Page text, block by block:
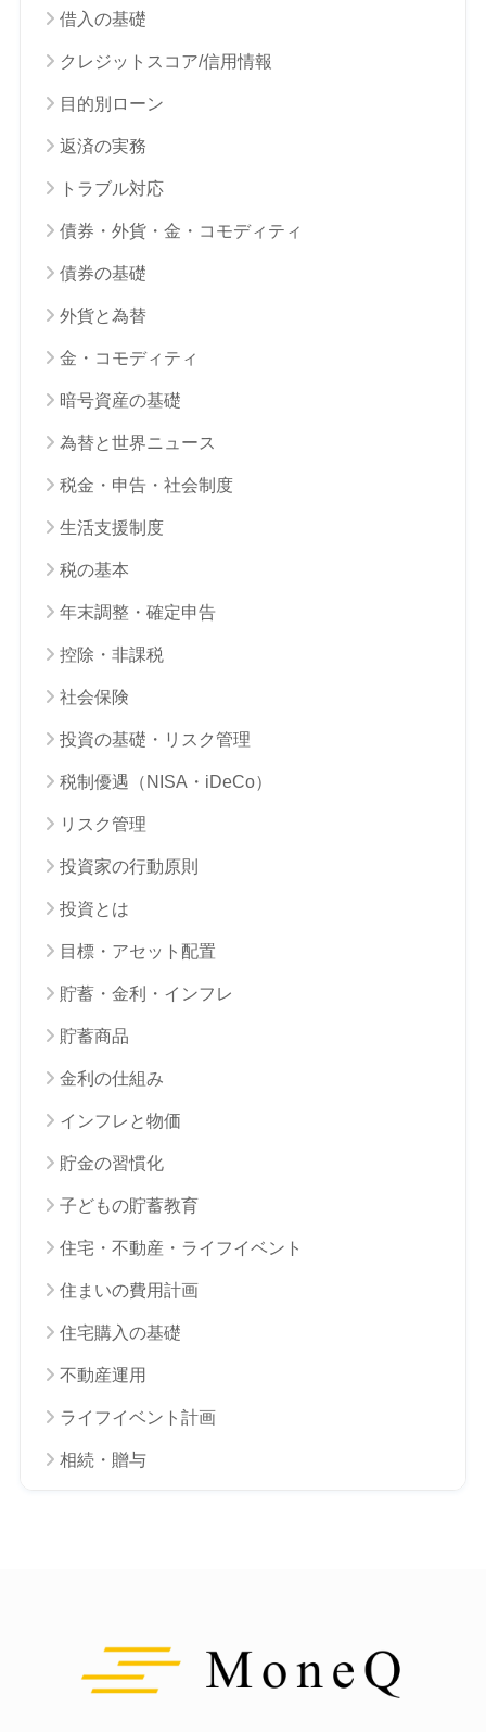
借入の基礎
クレジットスコア/信用情報
目的別ローン
返済の実務
トラブル対応
債券・外貨・金・コモディティ
債券の基礎
外貨と為替
金・コモディティ
暗号資産の基礎
為替と世界ニュース
税金・申告・社会制度
生活支援制度
税の基本
年末調整・確定申告
控除・非課税
社会保険
投資の基礎・リスク管理
税制優遇（NISA・iDeCo）
リスク管理
投資家の行動原則
投資とは
目標・アセット配置
貯蓄・金利・インフレ
貯蓄商品
金利の仕組み
インフレと物価
貯金の習慣化
子どもの貯蓄教育
住宅・不動産・ライフイベント
住まいの費用計画
住宅購入の基礎
不動産運用
ライフイベント計画
相続・贈与